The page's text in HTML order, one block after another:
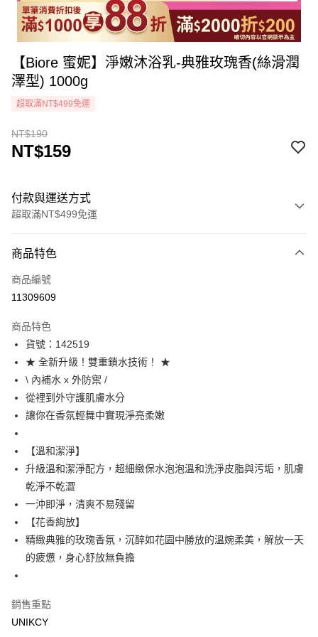
【Biore 蜜妮】淨嫩沐浴乳-典雅玫瑰香(絲滑潤
澤型) 1000g
超取滿NT$499免運
NT$190
NT$159
付款與運送方式
超取滿NT$499免運
icash Pay
信用卡一次付款
LINE Pay
Apple Pay
街口支付
悠遊付
Google Pay
運送方式
7-11取貨付款［需3-5個工作天不含預購商品］
每筆NT$70，滿NT$499(含以上)免運費
商品特色
商品編號
11309609
商品特色
貨號：142519
★ 全新升級！雙重鎖水技術！ ★
\ 內補水 x 外防禦 /
從裡到外守護肌膚水分
讓你在香氛輕舞中實現淨亮柔嫩
【溫和潔淨】
升級溫和潔淨配方，超細緻保水泡泡溫和洗淨皮脂與污垢，肌膚
乾淨不乾澀
一沖即淨，清爽不易殘留
【花香絢放】
精緻典雅的玫瑰香氛，沉醉如花園中勝放的溫婉柔美，解放一天
的疲憊，身心舒放無負擔
銷售重點
UNIKCY